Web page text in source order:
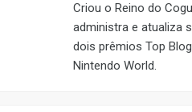
Criou o Reino do
administra e atualiza
dois prêmios Top
Nintendo World.